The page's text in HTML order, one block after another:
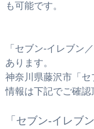
も可能です。
「セブン‐イレブン
あります。
神奈川県藤沢市「セ
情報は下記でご確認
「セブン‐イレブ